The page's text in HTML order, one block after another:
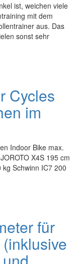
ist, weichen viele
mit dem
aus. Das
sonst sehr
Cycles
im
Indoor Bike max.
X4S 195 cm
Schwinn IC7 200
für